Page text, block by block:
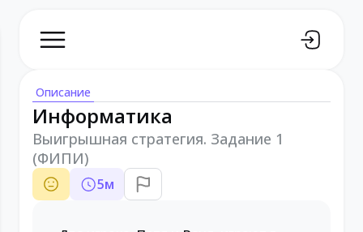
Описание
Информатика
Выигрышная стратегия. Задание 1
(ФИПИ)
5м